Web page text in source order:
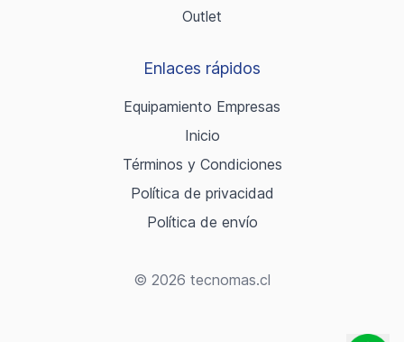
Outlet
Enlaces rápidos
Equipamiento Empresas
Inicio
Términos y Condiciones
Política de privacidad
Política de envío
© 2026 tecnomas.cl